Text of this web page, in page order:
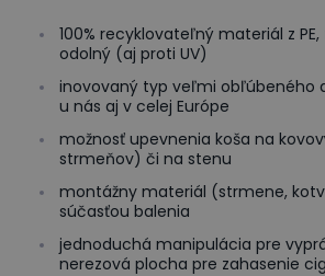
100% recyklovateľný materiál z
odolný (aj proti UV)
inovovaný typ veľmi obľúbeného
u nás aj v celej Európe
možnosť upevnenia koša na
strmeňov) či na stenu
montážny materiál (strmene,
súčasťou balenia
jednoduchá manipulácia pre
nerezová plocha pre zahasenie